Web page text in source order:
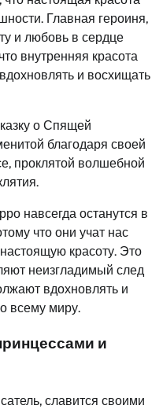
Главная героиня,
и любовь в сердце
внутренняя красота
и восхищать
о Спящей
благодаря своей
проклятой волшебной
навсегда останутся в
что они учат нас
красоту. Это
неизгладимый след
вдохновлять и
всему миру.
и
славится своими